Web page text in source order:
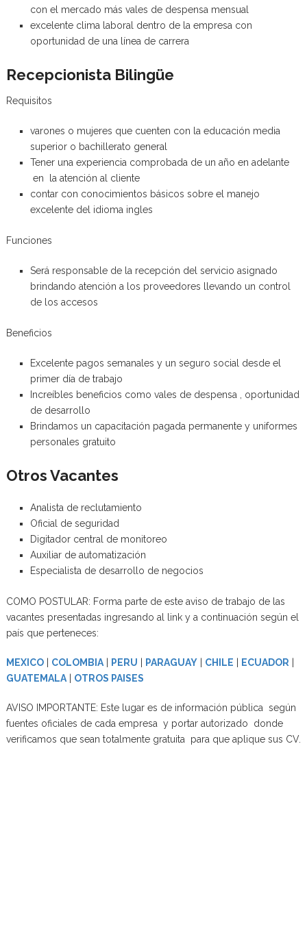
con el mercado más vales de despensa mensual
excelente clima laboral dentro de la empresa con
oportunidad de una línea de carrera
Recepcionista Bilingüe
Requisitos
varones o mujeres que cuenten con la educación media
superior o bachillerato general
Tener una experiencia comprobada de un año en adelante
en la atención al cliente
contar con conocimientos básicos sobre el manejo
excelente del idioma ingles
Funciones
Será responsable de la recepción del servicio asignado
brindando atención a los proveedores llevando un control
de los accesos
Beneficios
Excelente pagos semanales y un seguro social desde el
primer día de trabajo
Increíbles beneficios como vales de despensa , oportunidad
de desarrollo
Brindamos un capacitación pagada permanente y uniformes
personales gratuito
Otros Vacantes
Analista de reclutamiento
Oficial de seguridad
Digitador central de monitoreo
Auxiliar de automatización
Especialista de desarrollo de negocios
COMO POSTULAR: Forma parte de este aviso de trabajo de las
vacantes presentadas ingresando al link y a continuación según el
país que perteneces:
MEXICO| COLOMBIA| PERU PARAGUAY| CHILE ECUADOR
GUATEMALA| OTROS PAISES
AVISO IMPORTANTE: Este lugar es de información pública según
fuentes oficiales de cada empresa y portar autorizado donde
verificamos que sean totalmente gratuita para que aplique sus CV.